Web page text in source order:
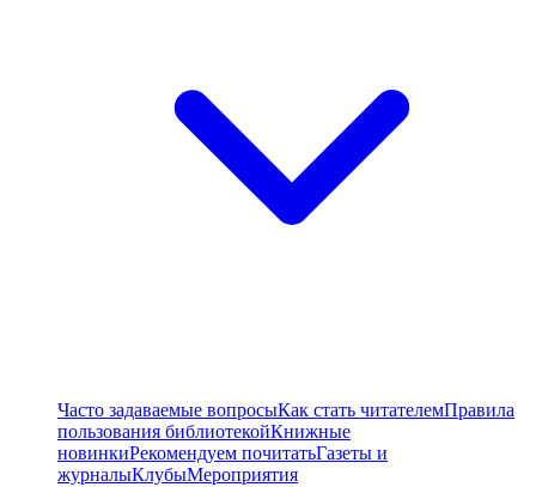
Часто задаваемые вопросыКак стать читателемПравила
пользования библиотекойКнижные
новинкиРекомендуем почитатьГазеты и
журналыКлубыМероприятия